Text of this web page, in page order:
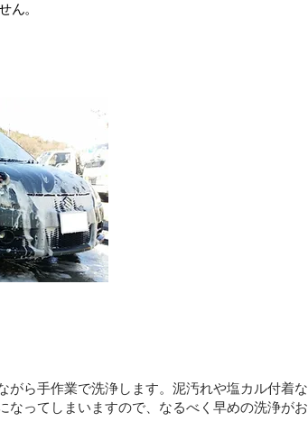
ん。
がら手作業で洗浄します。泥汚れや塩カル付着な
なってしまいますので、なるべく早めの洗浄がお